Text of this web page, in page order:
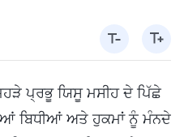
ਪ੍ਰਭੂ ਯਿਸੂ ਮਸੀਹ ਦੇ ਪਿੱਛੇ
ਬਿਧੀਆਂ ਅਤੇ ਹੁਕਮਾਂ ਨੂੰ ਮੰਨਦੇ